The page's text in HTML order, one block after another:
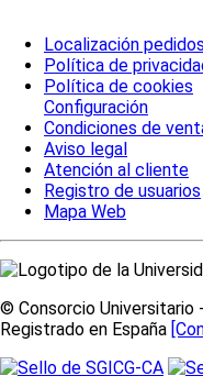
Localización pedidos
Política de
Política de cookies
Configuración
Condiciones de
Aviso legal
Atención al cliente
Registro de usuarios
Mapa Web
© Consorcio Universitario
Registrado en España